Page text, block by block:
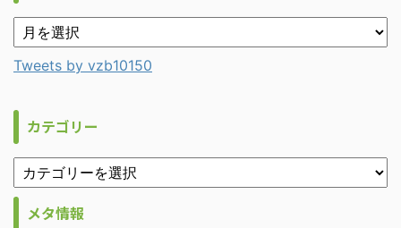
Tweets by vzb10150
カテゴリー
メタ情報